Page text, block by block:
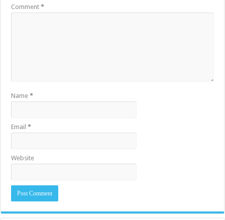
Comment*
Name*
Email*
Website